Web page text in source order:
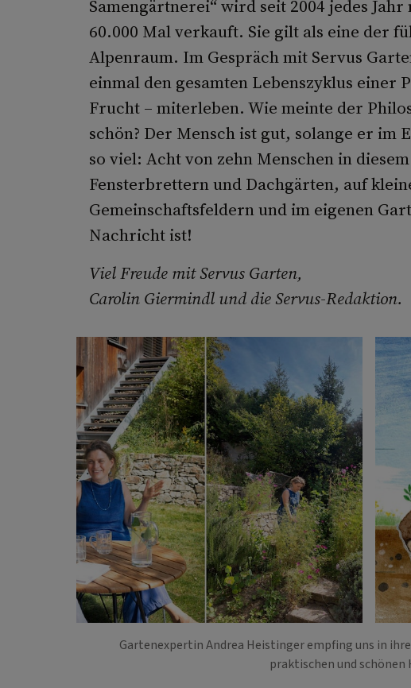
Samengärtnerei“ wird seit 2004 jedes
60.000 Mal verkauft. Sie gilt als eine der
Alpenraum. Im Gespräch mit Servus
einmal den gesamten Lebenszyklus einer
Frucht – miterleben. Wie meinte der
schön? Der Mensch ist gut, solange er
so viel: Acht von zehn Menschen in
Fensterbrettern und Dachgärten, auf
Gemeinschaftsfeldern und im eigenen
Nachricht ist!
Viel Freude mit Servus Garten,
Carolin Giermindl und die Servus-Redaktion.
Gartenexpertin Andrea Heistinger empfing uns in
praktischen und schönen